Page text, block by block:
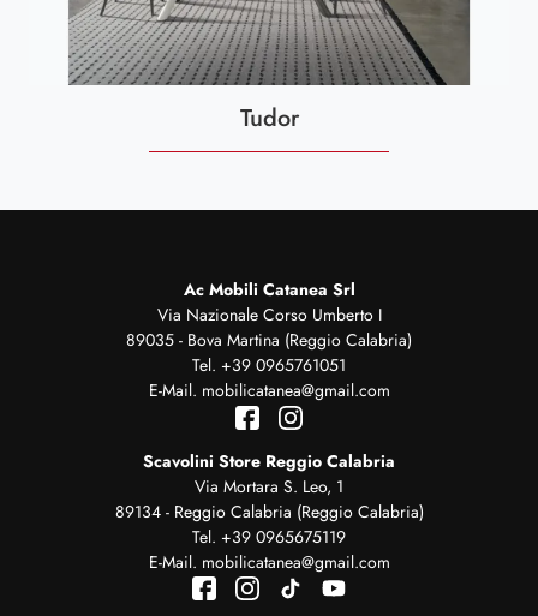
Tudor
Ac Mobili Catanea Srl
Via Nazionale Corso Umberto I
89035 - Bova Martina (Reggio Calabria)
Tel. +39 0965761051
E-Mail. mobilicatanea@gmail.com
Scavolini Store Reggio Calabria
Via Mortara S. Leo, 1
89134 - Reggio Calabria (Reggio Calabria)
Tel. +39 0965675119
E-Mail. mobilicatanea@gmail.com